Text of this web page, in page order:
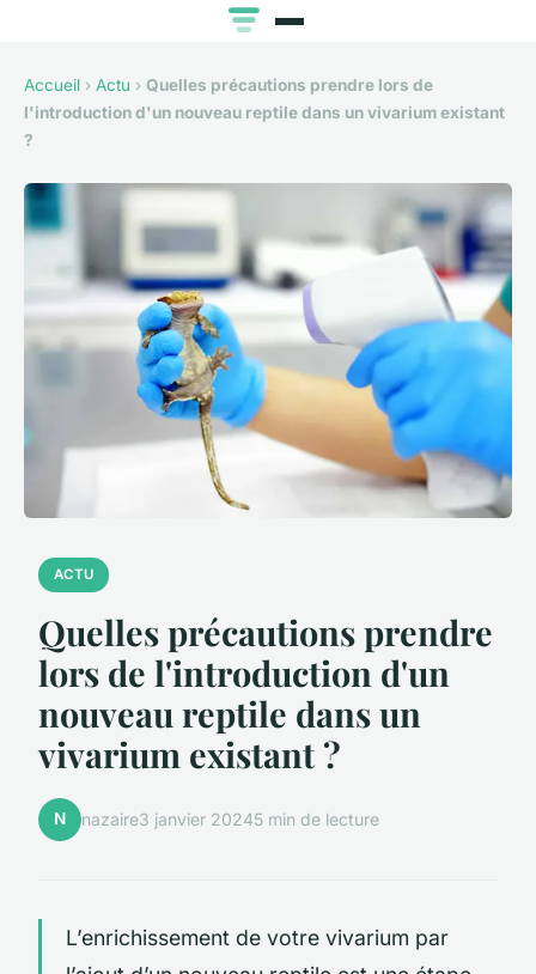
Accueil › Actu › Quelles précautions prendre lors de
l'introduction d'un nouveau reptile dans un vivarium existant
?
ACTU
Quelles précautions prendre
lors de l'introduction d'un
nouveau reptile dans un
vivarium existant ?
N nazaire3 janvier 20245 min de lecture
L’enrichissement de votre vivarium par